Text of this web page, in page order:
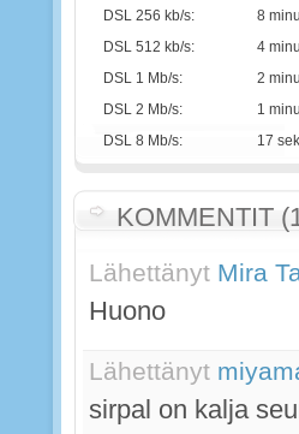
DSL 256 kb/s:
8
DSL 512 kb/s:
4
DSL 1 Mb/s:
2
DSL 2 Mb/s:
1
DSL 8 Mb/s:
17
KOMMENTIT
Lähettänyt Mira
Huono
Lähettänyt
sirpal on kalja